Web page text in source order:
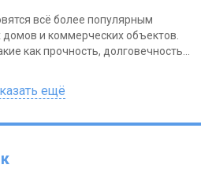
всё более популярным
и коммерческих объектов.
как прочность, долговечность...
ещё